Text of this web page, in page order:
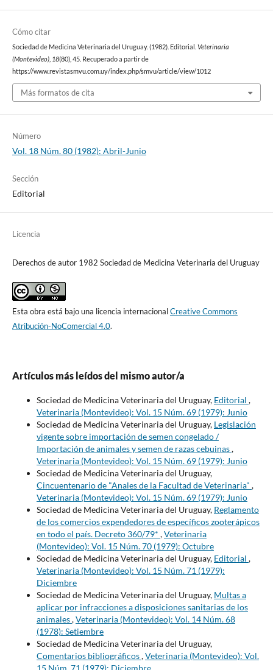
Cómo citar
Sociedad de Medicina Veterinaria del Uruguay. (1982). Editorial. Veterinaria
(Montevideo), 18(80), 45. Recuperado a partir de
https://www.revistasmvu.com.uy/index.php/smvu/article/view/1012
Más formatos de cita
Número
Vol. 18 Núm. 80 (1982): Abril-Junio
Sección
Editorial
Licencia
Derechos de autor 1982 Sociedad de Medicina Veterinaria del Uruguay
Esta obra está bajo una licencia internacionalCreative Commons
Atribución-NoComercial 4.0.
Artículos más leídos del mismo autor/a
Sociedad de Medicina Veterinaria del Uruguay, Editorial ,
Veterinaria (Montevideo): Vol. 15 Núm. 69 (1979): Junio
Sociedad de Medicina Veterinaria del Uruguay, Legislación
vigente sobre importación de semen congelado /
Importación de animales y semen de razas cebuinas,
Veterinaria (Montevideo): Vol. 15 Núm. 69 (1979): Junio
Sociedad de Medicina Veterinaria del Uruguay,
Cincuentenario de "Anales de la Facultad de Veterinaria" ,
Veterinaria (Montevideo): Vol. 15 Núm. 69 (1979): Junio
Sociedad de Medicina Veterinaria del Uruguay, Reglamento
de los comercios expendedores de específicos zooterápicos
en todo el país. Decreto 360/79* ,Veterinaria
(Montevideo): Vol. 15 Núm. 70 (1979): Octubre
Sociedad de Medicina Veterinaria del Uruguay, Editorial ,
Veterinaria (Montevideo): Vol. 15 Núm. 71 (1979):
Diciembre
Sociedad de Medicina Veterinaria del Uruguay, Multas a
aplicar por infracciones a disposiciones sanitarias de los
animales,Veterinaria (Montevideo): Vol. 14 Núm. 68
(1978): Setiembre
Sociedad de Medicina Veterinaria del Uruguay,
Comentarios bibliográficos,Veterinaria (Montevideo): Vol.